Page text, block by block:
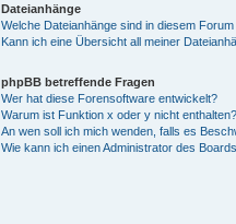
Dateianhänge
Welche Dateianhänge sind in diesem
Kann ich eine Übersicht all meiner
phpBB betreffende Fragen
Wer hat diese Forensoftware entwickelt?
Warum ist Funktion x oder y nicht enthalten?
An wen soll ich mich wenden, falls es
Wie kann ich einen Administrator des